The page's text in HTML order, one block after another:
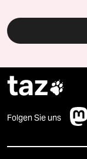
taz
Folgen Sie uns